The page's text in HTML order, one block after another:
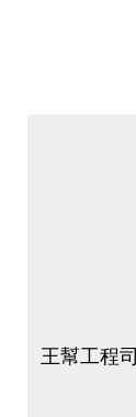
王幫工程司